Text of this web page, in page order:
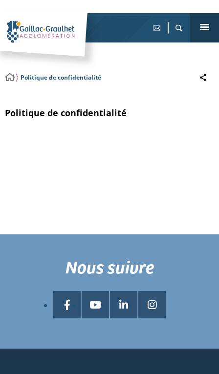
Politique de confidentialité
Politique de confidentialité
Nous suivre